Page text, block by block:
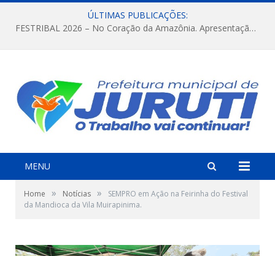
ÚLTIMAS PUBLICAÇÕES:
FESTRIBAL 2026 – No Coração da Amazônia. Apresentação da Munduruku.
MENU
Home » Notícias »
SEMPRO em Ação na Feirinha do Festival
da Mandioca da Vila Muirapinima.